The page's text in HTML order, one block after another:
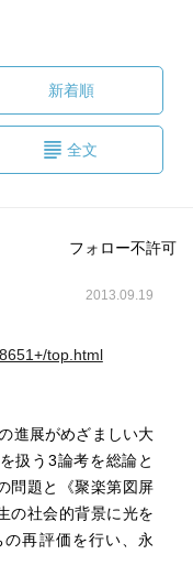
新着順
全文
フォロー不許可
2013.09.19
top.html
進展がめざましい大
扱う3論考を総論と
問題と《聚楽第図屏
の社会的背景に光を
再評価を行い、永